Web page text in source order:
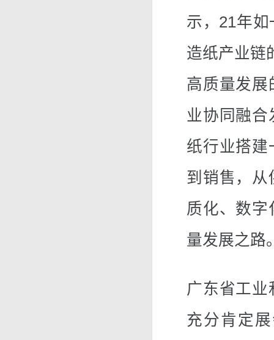
示，21年
造纸产业链
高质量发展
业协同融
纸行业搭建
到销售，
质化、数
量发展之路
广东省工
充分肯定